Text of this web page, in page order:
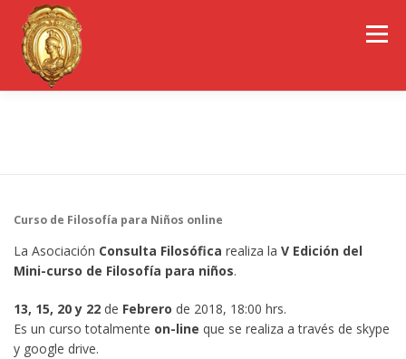
contenido
Menú
REVISTA CDL-ARAGÓN
Curso de Filosofía para Niños online
La Asociación Consulta Filosófica realiza la V Edición del
Mini-curso de Filosofía para niños.
13, 15, 20 y 22 de Febrero de 2018, 18:00 hrs.
Es un curso totalmente on-line que se realiza a través de skype
y google drive.